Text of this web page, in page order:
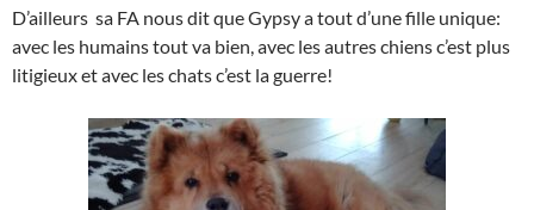
D’ailleurs sa FA nous dit que Gypsy a tout d’une fille unique:
avec les humains tout va bien, avec les autres chiens c’est plus
litigieux et avec les chats c’est la guerre!